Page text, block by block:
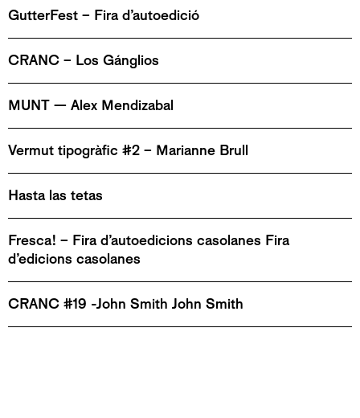
GutterFest – Fira d’autoedició
CRANC – Los Gánglios
MUNT — Alex Mendizabal
Vermut tipogràfic #2 – Marianne Brull
Hasta las tetas
Fresca! – Fira d’autoedicions casolanes Fira
d’edicions casolanes
CRANC #19 -John Smith John Smith